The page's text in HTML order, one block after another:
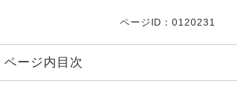
ページID：0120231
ページ内目次